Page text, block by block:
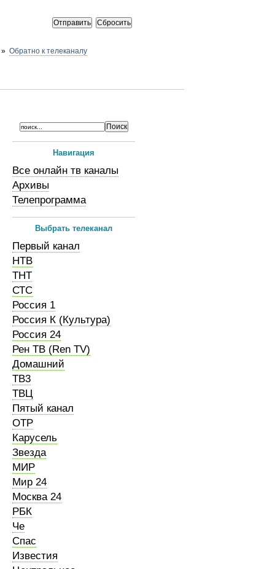
» Обратно к телеканалу
Навигация
Все онлайн тв каналы
Архивы
Телепрограмма
Выбрать телеканал
Первый канал
НТВ
ТНТ
СТС
Россия 1
Россия К (Культура)
Россия 24
Рен ТВ (Ren TV)
Домашний
ТВ3
ТВЦ
Пятый канал
ОТР
Карусель
Звезда
МИР
Мир 24
Москва 24
РБК
Че
Спас
Известия